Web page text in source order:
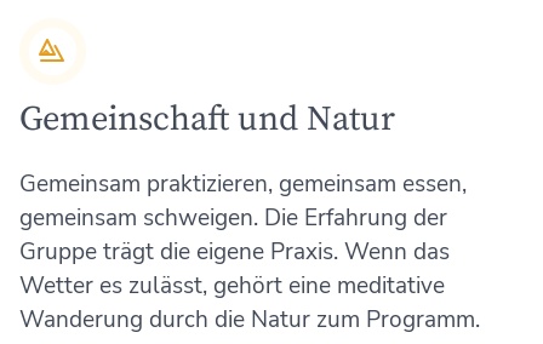
Gemeinschaft und Natur
Gemeinsam praktizieren, gemeinsam essen,
gemeinsam schweigen. Die Erfahrung der
Gruppe trägt die eigene Praxis. Wenn das
Wetter es zulässt, gehört eine meditative
Wanderung durch die Natur zum Programm.